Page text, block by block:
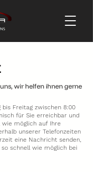
wir helfen ihnen gerne
bis Freitag zwischen 8:00
für Sie erreichbar und
wie möglich auf Ihre
unserer Telefonzeiten
eine Nachricht senden,
schnell wie möglich bei